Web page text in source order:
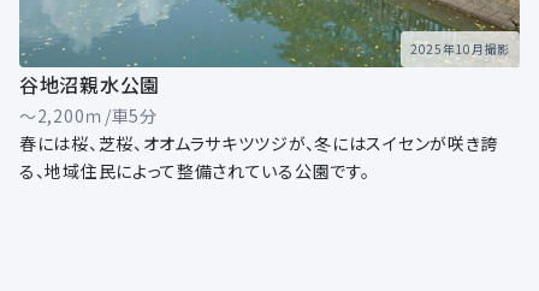
2025年10月撮影
谷地沼親水公園
～2,200ｍ/車5分
春には桜、芝桜、オオムラサキツツジが、冬にはスイセンが咲き誇
る、地域住民によって整備されている公園です。